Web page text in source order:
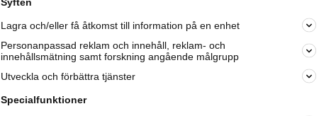
Varje vecka besöker du och 4 miljonerandra härliga
oss för att hitta rätt lokal information om företag,
Lagra och/eller få åtkomst till information på en enhet
Personanpassad reklam och innehåll, reklam- och
innehållsmätning samt forskning angående målgrupp
Utveckla och förbättra tjänster
Specialfunktioner